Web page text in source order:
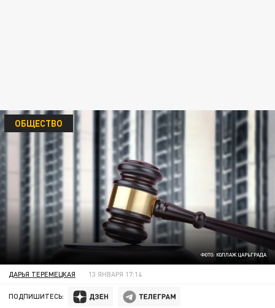
ФОТО: КОЛЛАЖ ЦАРЬГРАДА
ОБЩЕСТВО
ДАРЬЯ ТЕРЕМЕЦКАЯ 13 ЯНВАРЯ 17:14
ПОДПИШИТЕСЬ: